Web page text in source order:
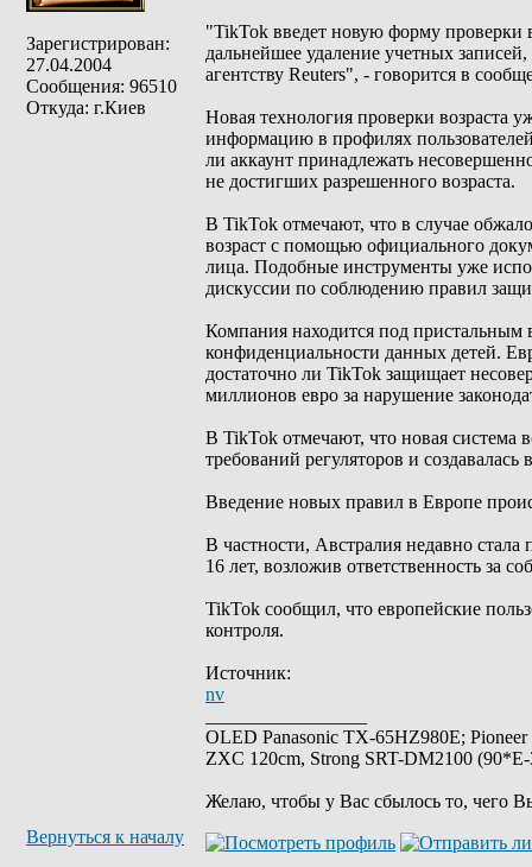
Зарегистрирован:
27.04.2004
Сообщения: 96510
Откуда: г.Киев
"TikTok введет новую форму проверки
дальнейшее удаление учетных
агентству Reuters", - говорится в
Новая технология проверки возраста
информацию в профилях
ли аккаунт принадлежать
не достигших разрешенного возраста.
В TikTok отмечают, что в случае
возраст с помощью официального
лица. Подобные инструменты уже
дискуссии по соблюдению правил
Компания находится под пристальным
конфиденциальности данных детей.
достаточно ли TikTok защищает
миллионов евро за нарушение
В TikTok отмечают, что новая система
требований регуляторов и
Введение новых правил в Европе
В частности, Австралия недавно
16 лет, возложив ответственность за
TikTok сообщил, что европейские
контроля.
Источник:
nv
OLED Panasonic TX-65HZ980E;
ZXC 120cm, Strong SRT-DM2100
Желаю, чтобы у Вас сбылось то, чего
Вернуться к началу